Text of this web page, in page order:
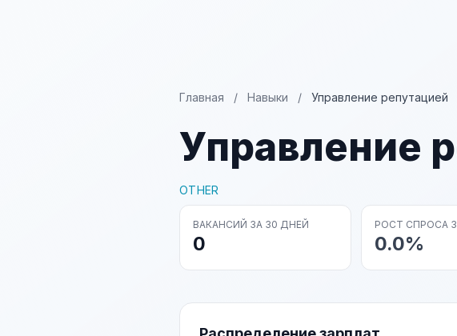
Главная / Навыки / Управление репутацией
Управление
OTHER
ВАКАНСИЙ ЗА 30 ДНЕЙ
0
РОСТ СПРОСА
0.0%